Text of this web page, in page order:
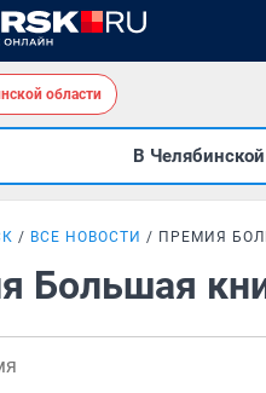
области
В
ВСЕ НОВОСТИ ПРЕМИЯ
Большая